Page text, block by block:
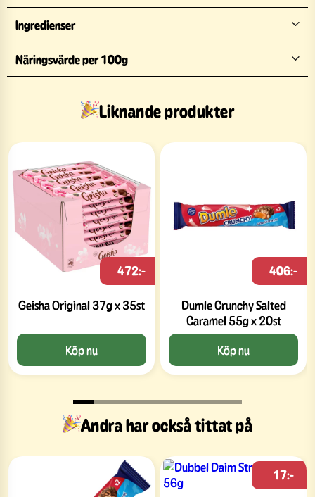
Ingredienser
Näringsvärde per 100g
Liknande produkter
Geisha Original 37g x 35st
472:-
Köp nu
Dumle Crunchy Salted
Caramel 55g x 20st
406:-
Köp nu
Andra har också tittat på
17:-